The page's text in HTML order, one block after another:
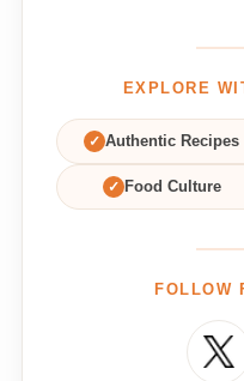
EXPLORE
✓ Authentic Recipes
✓ Food Culture
FOLLOW